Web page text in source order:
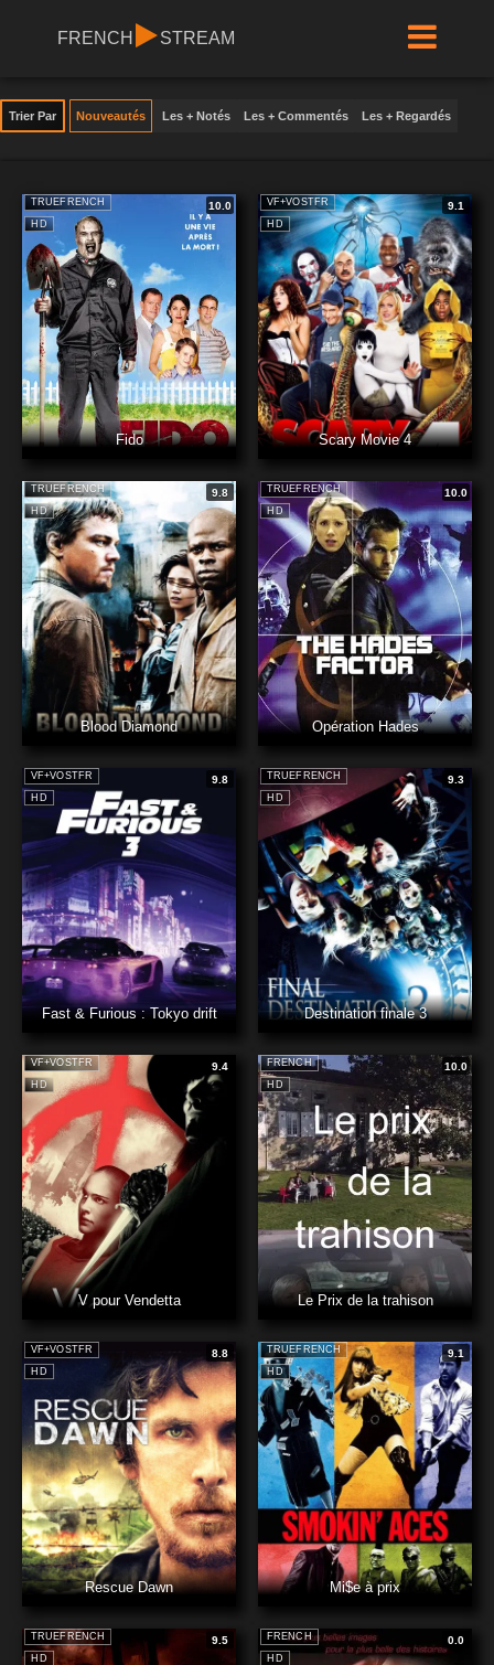
FRENCH STREAM
Trier Par Nouveautés Les + Notés Les + Commentés Les + Regardés
HD
TRUEFRENCH 10.0
Fido
HD
VF+VOSTFR 9.1
Scary Movie 4
HD
TRUEFRENCH 9.8
Blood Diamond
HD
TRUEFRENCH 10.0
Opération Hades
HD
VF+VOSTFR 9.8
Fast & Furious : Tokyo drift
HD
TRUEFRENCH 9.3
Destination finale 3
HD
VF+VOSTFR 9.4
V pour Vendetta
HD
FRENCH 10.0
Le Prix de la trahison
HD
VF+VOSTFR 8.8
Rescue Dawn
HD
TRUEFRENCH 9.1
Mi$e à prix
HD
TRUEFRENCH 9.5
HD
FRENCH 0.0